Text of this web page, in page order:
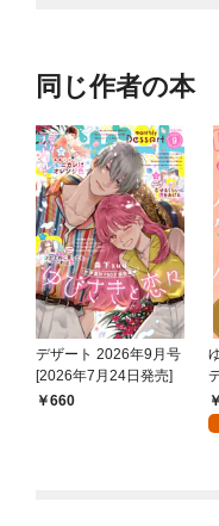
同じ作者の本
デザート 2026年9月号
[2026年7月24日発売]
660